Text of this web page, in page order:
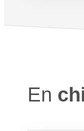
En